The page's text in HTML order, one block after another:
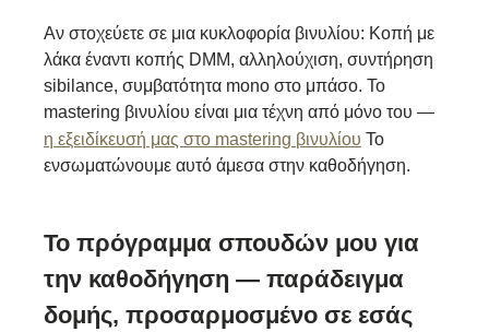
Αν στοχεύετε σε μια κυκλοφορία βινυλίου: Κοπή με
λάκα έναντι κοπής DMM, αλληλούχιση, συντήρηση
sibilance, συμβατότητα mono στο μπάσο. Το
mastering βινυλίου είναι μια τέχνη από μόνο του —
η εξειδίκευσή μας στο mastering βινυλίου Το
ενσωματώνουμε αυτό άμεσα στην καθοδήγηση.
Το πρόγραμμα σπουδών μου για
την καθοδήγηση — παράδειγμα
δομής, προσαρμοσμένο σε εσάς